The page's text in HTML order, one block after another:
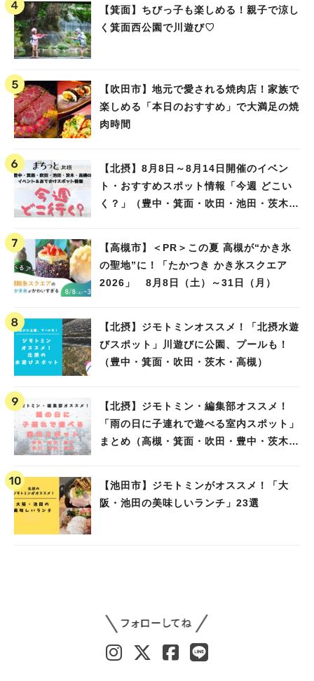
【箕面】ちびっ子も楽しめる！親子で涼し
く箕面西公園で川遊び♡
【吹田市】地元で愛される焼肉店！家族で
楽しめる「本日のおすすめ」で大満足の焼
肉時間
【北摂】8月8日～8月14日開催のイベン
ト・おすすめスポット情報「今週 どこい
く？」（豊中・箕面・吹田・池田・茨木・
【高槻市】＜PR＞この夏 高槻が“かき氷
の聖地”に！「たかつき かき氷スクエア
2026」 8月8日（土）～31日（月）
【北摂】ジモトミンオススメ！「北摂水遊
びスポット」川遊びに公園、プールも！
（豊中・箕面・吹田・茨木・高槻）
【北摂】ジモトミン・編集部オススメ！
「雨の日に子連れで遊べる室内スポット」
まとめ（高槻・箕面・吹田・豊中・茨木・
【池田市】ジモトミンがオススメ！「大
阪・池田の美味しいランチ」23選